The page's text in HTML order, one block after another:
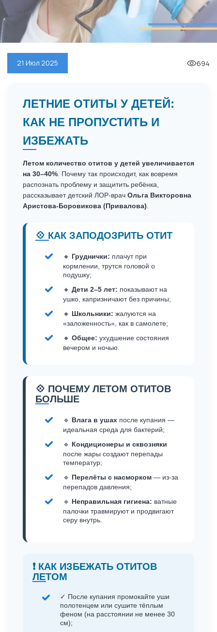
21 Июл 2025 694
ЛЕТНИЕ ОТИТЫ У ДЕТЕЙ:
КАК НЕ ПРОПУСТИТЬ И
ИЗБЕЖАТЬ
Летом количество отитов у детей увеличивается
на 30–40%. Почему так происходит, как вовремя
распознать проблему и защитить ребёнка,
рассказывает детский ЛОР-врач Ольга Викторовна
Аристова-Боровикова (Привалова).
💠 КАК ЗАПОДОЗРИТЬ ОТИТ
🔸 Груднички: плачут при
кормлении, трутся головой о
подушку;
🔸 Дети 2–5 лет: показывают на
ушко, капризничают без причины;
🔸 Школьники: жалуются на
«заложенность», как в самолете;
🔸 Общее: ухудшение состояния
вечером и ночью.
💠 ПОЧЕМУ ЛЕТОМ ОТИТОВ
БОЛЬШЕ
🔹 Влага в ушах после купания —
идеальная среда для бактерий;
🔹 Кондиционеры и сквозняки
после жары создают перепады
температур;
🔹 Перелёты с насморком — из-за
перепадов давления;
🔹 Неправильная гигиена: ватные
палочки травмируют и продвигают
серу внутрь.
❗ КАК ИЗБЕЖАТЬ ОТИТОВ
ЛЕТОМ
✓ После купания промокайте уши
полотенцем или сушите тёплым
феном (на расстоянии не менее 30
см);